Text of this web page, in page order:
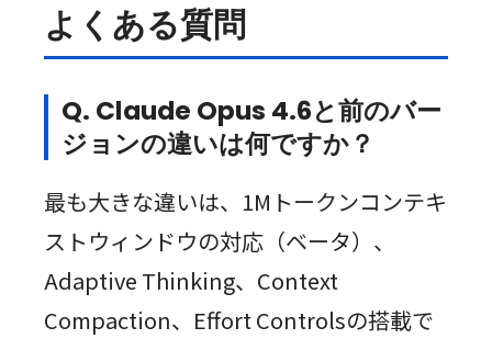
よくある質問
Q. Claude Opus 4.6と前のバー
ジョンの違いは何ですか？
最も大きな違いは、1Mトークンコンテキ
ストウィンドウの対応（ベータ）、
Adaptive Thinking、Context
Compaction、Effort Controlsの搭載で